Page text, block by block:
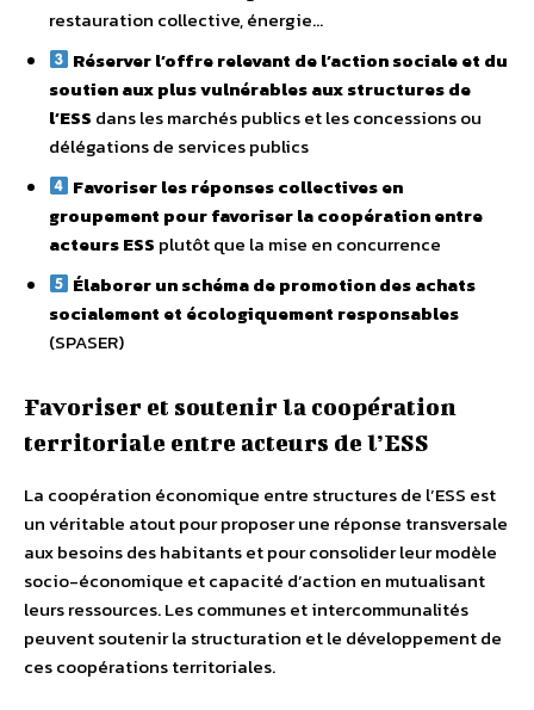
restauration collective, énergie…
Réserver l’offre relevant de l’action sociale et du
soutien aux plus vulnérables aux structures de
l’ESS dans les marchés publics et les concessions ou
délégations de services publics
Favoriser les réponses collectives en
groupement pour favoriser la coopération entre
acteurs ESS plutôt que la mise en concurrence
Élaborer un schéma de promotion des achats
socialement et écologiquement responsables
(SPASER)
Favoriser et soutenir la coopération
territoriale entre acteurs de l’ESS
La coopération économique entre structures de l’ESS est
un véritable atout pour proposer une réponse transversale
aux besoins des habitants et pour consolider leur modèle
socio-économique et capacité d’action en mutualisant
leurs ressources. Les communes et intercommunalités
peuvent soutenir la structuration et le développement de
ces coopérations territoriales.